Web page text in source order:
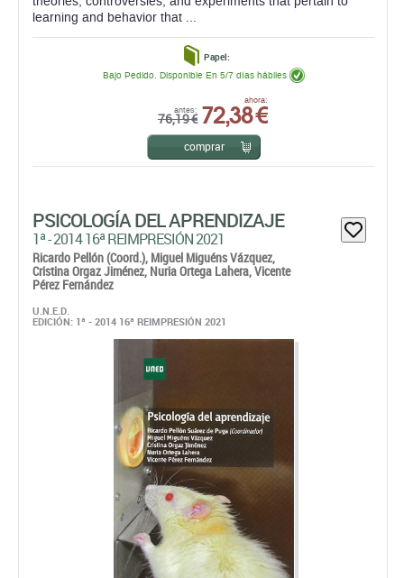
antes:
76,19 €
ahora:
72,38 €
comprar
PSICOLOGÍA DEL APRENDIZAJE
1ª - 2014 16ª REIMPRESIÓN 2021
Ricardo Pellón (Coord.),Miguel Miguéns Vázquez,
U.N.E.D.
EDICIÓN: 1ª - 2014 16ª REIMPRESIÓN 2021
Este manual está pensado para ser utilizado como texto
básico en la asignatura de Psicología del Aprendizaje del
grado en Psicología. Constituye un material didáctico que